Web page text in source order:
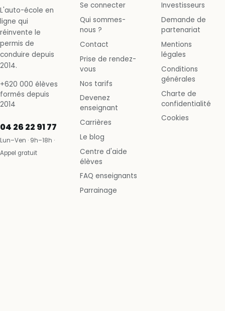
L'auto-école en
ligne qui
réinvente le
permis de
conduire depuis
2014.
+620 000 élèves
formés depuis
2014
04 26 22 91 77
Lun–Ven · 9h–18h ·
Appel gratuit
Se connecter
Qui sommes-
nous ?
Contact
Prise de rendez-
vous
Nos tarifs
Devenez
enseignant
Carrières
Le blog
Centre d'aide
élèves
FAQ enseignants
Parrainage
Investisseurs
Demande de
partenariat
Mentions
légales
Conditions
générales
Charte de
confidentialité
Cookies